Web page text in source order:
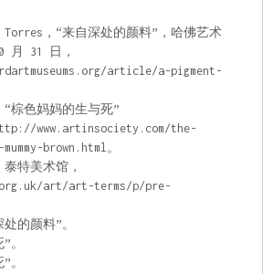
，“来自深处的颜料”，哈佛艺术
月 31 日，
article/a-pigment-
棕色妈妈的生与死”
www.artinsociety.com/the-
brown.html。
特美术馆，
art/art-terms/p/pre-
的颜料”。
。
。